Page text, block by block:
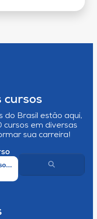
cursos
do Brasil estão aqui,
cursos em diversas
sua carreira!